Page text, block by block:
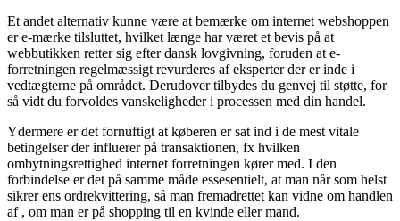
Et andet alternativ kunne være at bemærke om internet webshoppen
er e-mærke tilsluttet, hvilket længe har været et bevis på at
webbutikken retter sig efter dansk lovgivning, foruden at e-
forretningen regelmæssigt revurderes af eksperter der er inde i
vedtægterne på området. Derudover tilbydes du genvej til støtte, for
så vidt du forvoldes vanskeligheder i processen med din handel.
Ydermere er det fornuftigt at køberen er sat ind i de mest vitale
betingelser der influerer på transaktionen, fx hvilken
ombytningsrettighed internet forretningen kører med. I den
forbindelse er det på samme måde essesentielt, at man når som helst
sikrer ens ordrekvittering, så man fremadrettet kan vidne om handlen
af , om man er på shopping til en kvinde eller mand.